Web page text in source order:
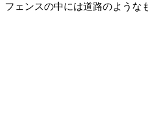
フェンスの中には道路のような